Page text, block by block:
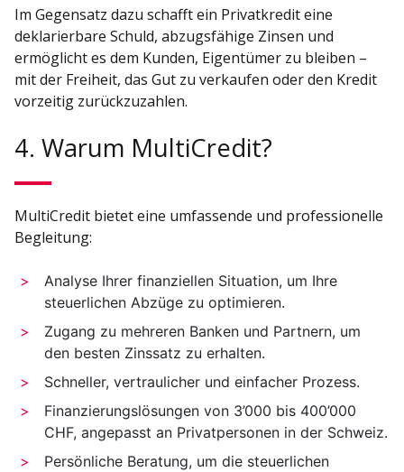
Im Gegensatz dazu schafft ein Privatkredit eine
deklarierbare Schuld, abzugsfähige Zinsen und
ermöglicht es dem Kunden, Eigentümer zu bleiben –
mit der Freiheit, das Gut zu verkaufen oder den Kredit
vorzeitig zurückzuzahlen.
4. Warum MultiCredit?
MultiCredit bietet eine umfassende und professionelle
Begleitung:
Analyse Ihrer finanziellen Situation, um Ihre
steuerlichen Abzüge zu optimieren.
Zugang zu mehreren Banken und Partnern, um
den besten Zinssatz zu erhalten.
Schneller, vertraulicher und einfacher Prozess.
Finanzierungslösungen von 3’000 bis 400’000
CHF, angepasst an Privatpersonen in der Schweiz.
Persönliche Beratung, um die steuerlichen